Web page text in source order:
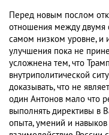
Перед новым послом
отношения между двумя
самом низком уровне, и
улучшения пока не
усложнена тем, что
внутриполитической
доказывать, что не
один Антонов мало что
выполнять директивы в
опыта, умений и